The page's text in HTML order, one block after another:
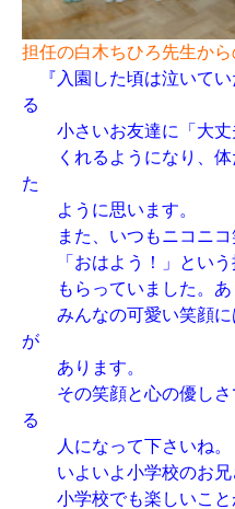
担任の白木ちひろ先生か
『入園した頃は泣いて
る
小さいお友達に「大丈
くれるようになり、体
た
ように思います。
また、いつもニコニコ
「おはよう！」という
もらっていました。あ
みんなの可愛い笑顔に
が
あります。
その笑顔と心の優し
る
人になって下さいね。
いよいよ小学校のお兄
小学校でも楽しいこと